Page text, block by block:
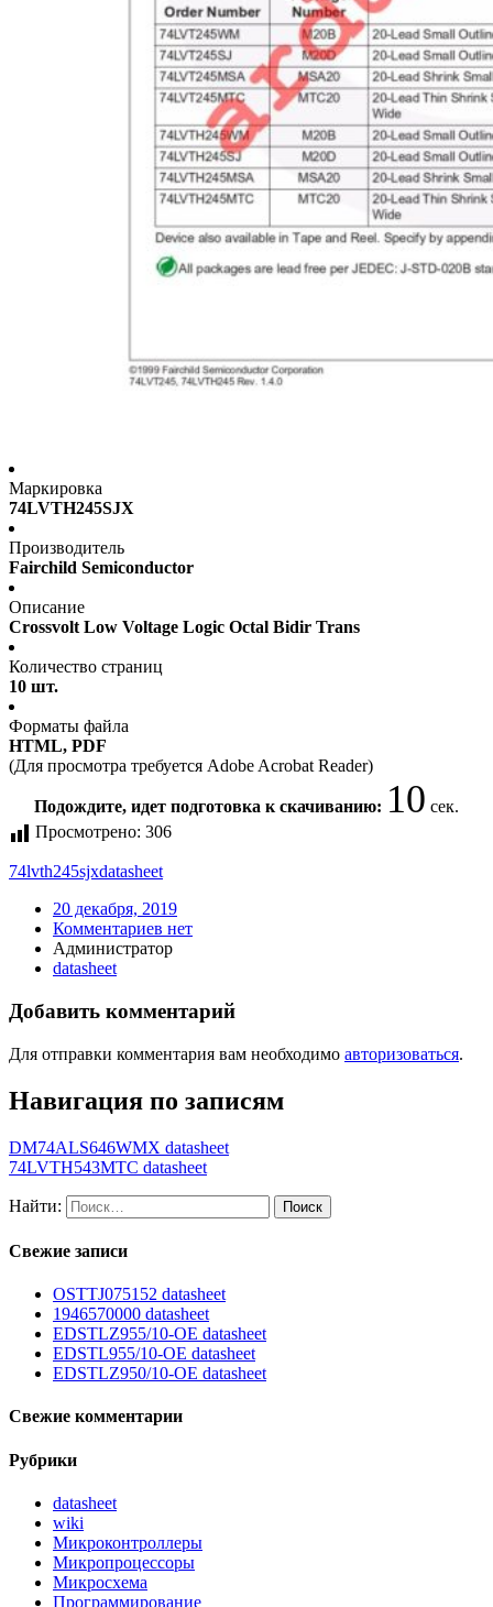
Маркировка
74LVTH245SJX
Производитель
Fairchild Semiconductor
Описание
Crossvolt Low Voltage Logic Octal Bidir Trans
Количество страниц
10 шт.
Форматы файла
HTML, PDF
(Для просмотра требуется Adobe Acrobat Reader)
Подождите, идет подготовка к скачиванию: 10 сек.
Просмотрено: 306
74lvth245sjxdatasheet
20 декабря, 2019
Комментариев нет
Администратор
datasheet
Добавить комментарий
Для отправки комментария вам необходимо авторизоваться.
Навигация по записям
DM74ALS646WMX datasheet
74LVTH543MTC datasheet
Найти:
Свежие записи
OSTTJ075152 datasheet
1946570000 datasheet
EDSTLZ955/10-OE datasheet
EDSTL955/10-OE datasheet
EDSTLZ950/10-OE datasheet
Свежие комментарии
Рубрики
datasheet
wiki
Микроконтроллеры
Микропроцессоры
Микросхема
Программирование